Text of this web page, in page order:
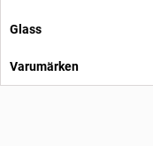
Glass
Varumärken